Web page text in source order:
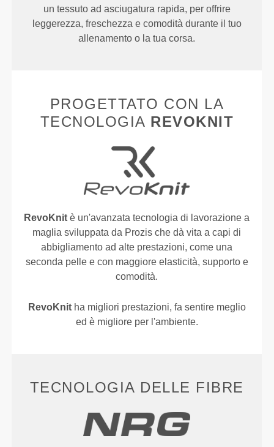
un tessuto ad asciugatura rapida, per offrire
leggerezza, freschezza e comodità durante il tuo
allenamento o la tua corsa.
PROGETTATO CON LA
TECNOLOGIA REVOKNIT
RevoKnit è un'avanzata tecnologia di lavorazione a
maglia sviluppata da Prozis che dà vita a capi di
abbigliamento ad alte prestazioni, come una
seconda pelle e con maggiore elasticità, supporto e
comodità.
RevoKnitha migliori prestazioni, fa sentire meglio
ed è migliore per l'ambiente.
TECNOLOGIA DELLE FIBRE